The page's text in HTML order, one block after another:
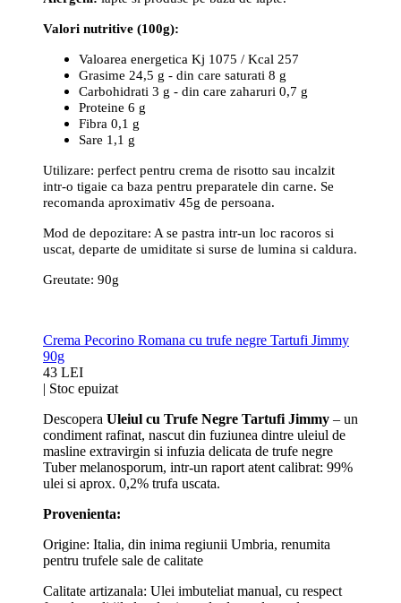
Valori nutritive (100g):
Valoarea energetica Kj 1075 / Kcal 257
Grasime 24,5 g - din care saturati 8 g
Carbohidrati 3 g - din care zaharuri 0,7 g
Proteine 6 g
Fibra 0,1 g
Sare 1,1 g
Utilizare: perfect pentru crema de risotto sau incalzit
intr-o tigaie ca baza pentru preparatele din carne. Se
recomanda aproximativ 45g de persoana.
Mod de depozitare: A se pastra intr-un loc racoros si
uscat, departe de umiditate si surse de lumina si caldura.
Greutate: 90g
Crema Pecorino Romana cu trufe negre Tartufi Jimmy
90g
43 LEI
| Stoc epuizat
Descopera Uleiul cu Trufe Negre Tartufi Jimmy – un
condiment rafinat, nascut din fuziunea dintre uleiul de
masline extravirgin si infuzia delicata de trufe negre
Tuber melanosporum, intr-un raport atent calibrat: 99%
ulei si aprox. 0,2% trufa uscata.
Provenienta:
Origine: Italia, din inima regiunii Umbria, renumita
pentru trufele sale de calitate
Calitate artizanala: Ulei imbuteliat manual, cu respect